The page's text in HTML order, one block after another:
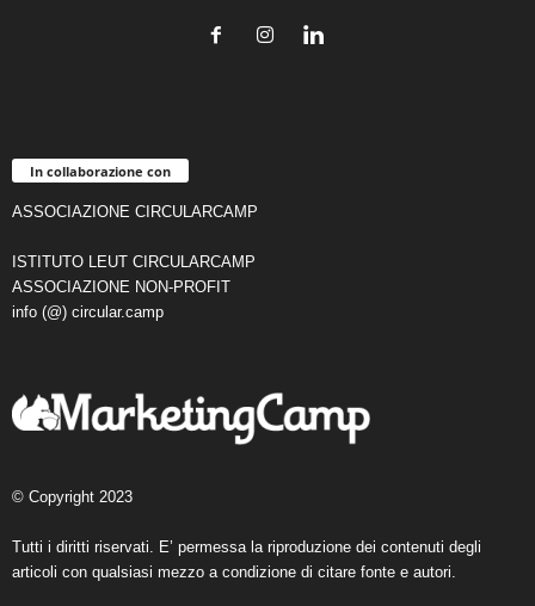
In collaborazione con
ASSOCIAZIONE CIRCULARCAMP
ISTITUTO LEUT CIRCULARCAMP
ASSOCIAZIONE NON-PROFIT
info (@) circular.camp
© Copyright 2023
Tutti i diritti riservati. E’ permessa la riproduzione dei contenuti degli
articoli con qualsiasi mezzo a condizione di citare fonte e autori.